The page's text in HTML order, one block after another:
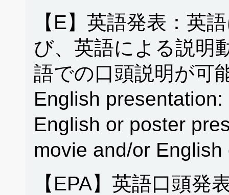
【E】英語発表：英
び、英語による説明
語での口頭説明が可
English
English or poster
movie and/or
【EPA】英語口頭発